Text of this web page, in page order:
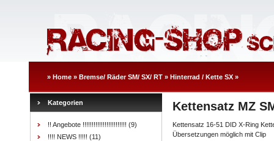
» Home » Bremse/ Räder SM/ SX/ RT » Hinterrad / Kette SX »
Kategorien
!! Angebote !!!!!!!!!!!!!!!!!!!!!!!! (9)
!!!! NEWS !!!!! (11)
Kettensatz MZ
Kettensatz 16-51 DID X-Ring
Übersetzungen möglich mit Clip